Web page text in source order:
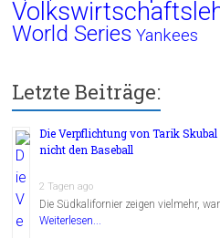
World Series Yankees
Letzte Beiträge:
Die Verpflichtung von Tarik
nicht den Baseball
2 Tagen ago
Die Südkalifornier zeigen vielmehr,
Weiterlesen...